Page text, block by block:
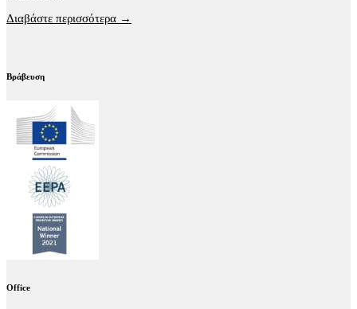
Διαβάστε περισσότερα →
Βράβευση
Office